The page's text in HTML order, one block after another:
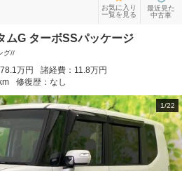
お気に入り
一覧を見る
最近見た
中古車
ムG ターボSSパッケージ
グ//
78.1万円 諸経費： 11.8万円
修復歴： なし
1/22